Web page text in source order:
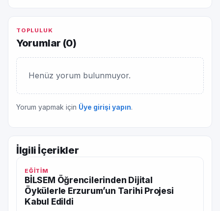
TOPLULUK
Yorumlar (0)
Henüz yorum bulunmuyor.
Yorum yapmak için Üye girişi yapın.
İlgili İçerikler
EĞİTİM
BİLSEM Öğrencilerinden Dijital
Öykülerle Erzurum’un Tarihi Projesi
Kabul Edildi